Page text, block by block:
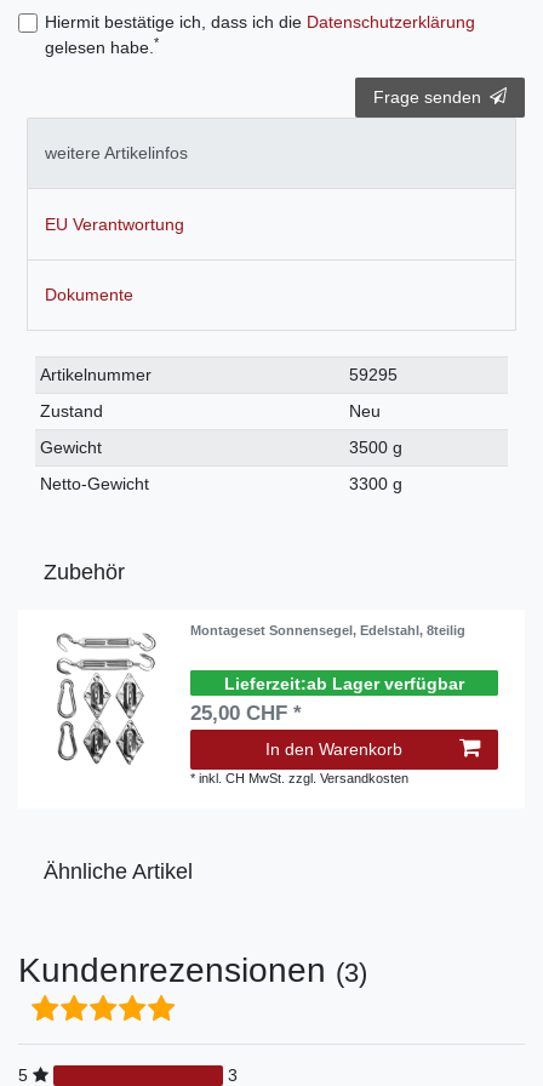
Hiermit bestätige ich, dass ich die Daten­schutz­erklärung
gelesen habe. *
Frage senden
weitere Artikelinfos
EU Verantwortung
Dokumente
Technisches
Merkmal
Wert
Artikelnummer
59295
Zustand
Neu
Gewicht
3500 g
Netto-Gewicht
3300 g
Zubehör
Montageset Sonnensegel, Edelstahl, 8teilig
ab Lager verfügbar
25,00 CHF *
In den Warenkorb
*inkl. CH MwSt. zzgl.Versandkosten
Ähnliche Artikel
Kundenrezensionen (3)
5
3